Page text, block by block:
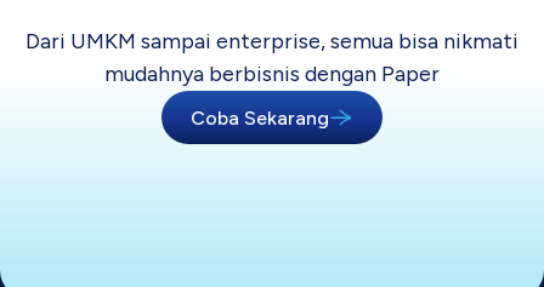
Dari UMKM sampai enterprise, semua bisa nikmati
mudahnya berbisnis dengan Paper
Coba Sekarang